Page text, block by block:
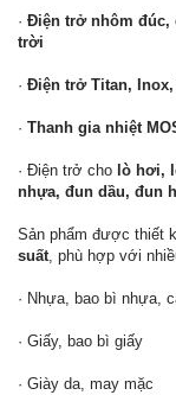
· Điện trở nhôm đúc,
trời
· Điện trở Titan, Inox,
· Thanh gia nhiệt
· Điện trở cho lò hơi,
nhựa, đun dầu, đun
Sản phẩm được thiết
suất, phù hợp với
· Nhựa, bao bì nhựa,
· Giấy, bao bì giấy
· Giày da, may mặc